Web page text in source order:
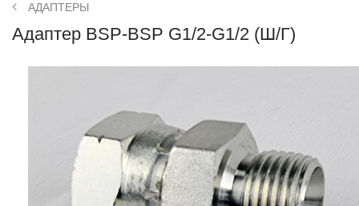
АДАПТЕРЫ
Адаптер BSP-BSP G1/2-G1/2 (Ш/Г)